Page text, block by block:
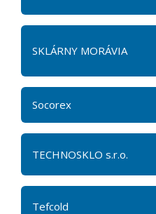
SKLÁRNY MORÁVIA
Socorex
TECHNOSKLO s.r.o.
Tefcold